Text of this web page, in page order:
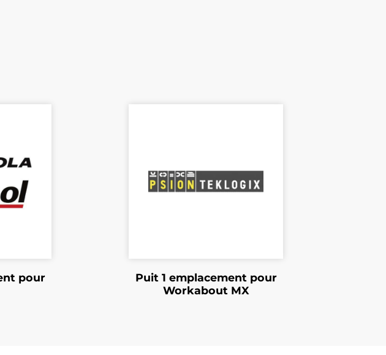
pour
Puit 1 emplacement pour
Workabout MX